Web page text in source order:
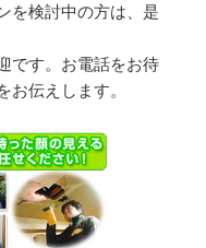
を検討中の方は、是
です。お電話をお待
お伝えします。